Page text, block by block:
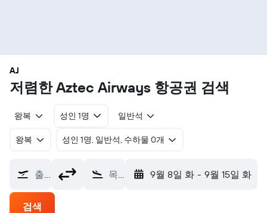
AJ
​저렴한 Aztec Airways 항공권 검색
왕복 성인 1명 일반석
왕복 ​성인 1명, 일반석, 수하물 0개
출발지 목적지 9월 8일 화 - 9월 15일 화
검색